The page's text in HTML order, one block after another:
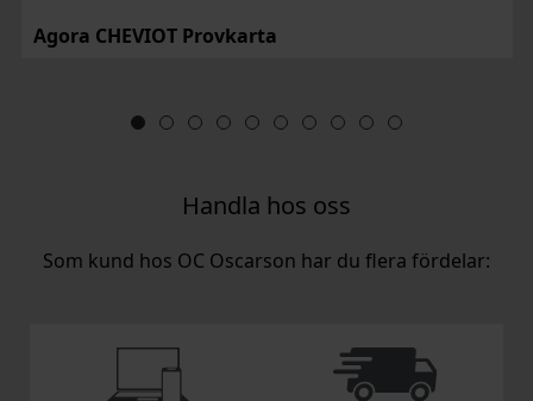
Agora CHEVIOT Provkarta
Handla hos oss
Som kund hos OC Oscarson har du flera fördelar: